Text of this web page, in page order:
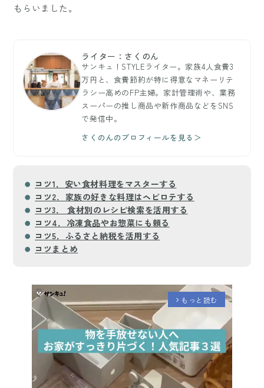
もらいました。
ライター：さくのん
サンキュ！STYLEライター。家族4人食費3
万円と、食費節約が特に得意なマネーリテ
ラシー高めのFP主婦。家計管理術や、業務
スーパーの推し商品や新作商品などをSNS
で発信中。
さくのんのプロフィールを見る＞
コツ1．安い食材料理をマスターする
コツ2．家族の好きな料理はヘビロテする
コツ3． 食材別のレシピ検索を活用する
コツ4．冷凍食品やお惣菜にも頼る
コツ5．ふるさと納税を活用する
コツまとめ
arrow_forward_ios もっと読む